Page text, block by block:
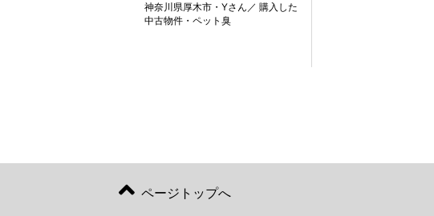
神奈川県厚木市・Yさん／ 購入した
中古物件・ペット臭
ページトップへ